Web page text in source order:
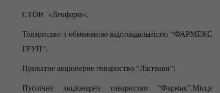
СТОВ «Лекфарм»;
Товариство з обмеженою відповідальністю “ФАРМЕКС
ГРУП”;
Приватне акціонерне товариство “Ліктрави”;
Публічне акціонерне товариство “Фармак”.Місце